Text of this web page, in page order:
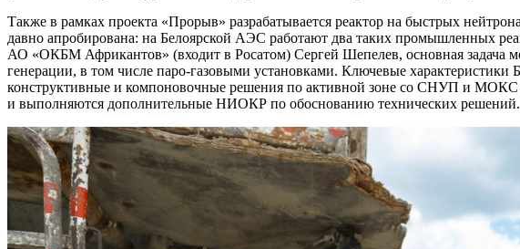
Также в рамках проекта «Прорыв» разрабатывается реактор на быстрых
давно апробирована: на Белоярской АЭС работают два таких промышленных
АО «ОКБМ Африкантов» (входит в Росатом) Сергей Шепелев, основная задача
генерации, в том числе паро-газовыми установками. Ключевые
конструктивные и компоновочные решения по активной зоне со СНУП и МОКС
и выполняются дополнительные НИОКР по обоснованию технических решений.